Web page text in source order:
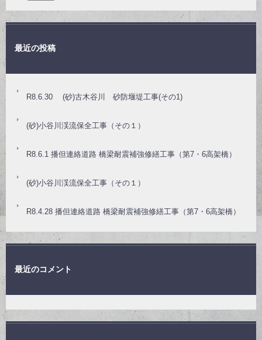
最近の投稿
R8.6.30 (砂)古木谷川 砂防堰堤工事(その1)
(砂)小谷川渓流保全工事（その１）
R8.6.1 播但連絡道路 橋梁耐震補強修繕工事（第7・6高架橋）
(砂)小谷川渓流保全工事（その１）
R8.4.28 播但連絡道路 橋梁耐震補強修繕工事（第7・6高架橋）
最近のコメント